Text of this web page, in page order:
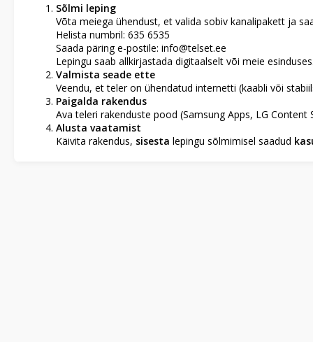
Sõlmi leping
Võta meiega ühendust, et valida sobiv kanalipakett ja
Helista numbril: 635 6535
Saada päring e-postile: info@telset.ee
Lepingu saab allkirjastada digitaalselt või meie
Valmista seade ette
Veendu, et teler on ühendatud internetti (kaabli või
Paigalda rakendus
Ava teleri rakenduste pood (Samsung Apps, LG
Alusta vaatamist
Käivita rakendus, sisesta lepingu sõlmimisel saadud